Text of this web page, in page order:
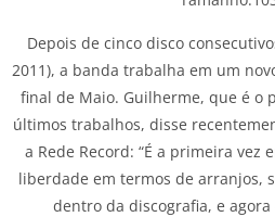
Depois de cinco disco
2011), a banda trabalha em um
final de Maio. Guilherme, que é o
últimos trabalhos, disse
a Rede Record: “É a primeira vez
liberdade em termos de arranjos,
dentro da discografia, e